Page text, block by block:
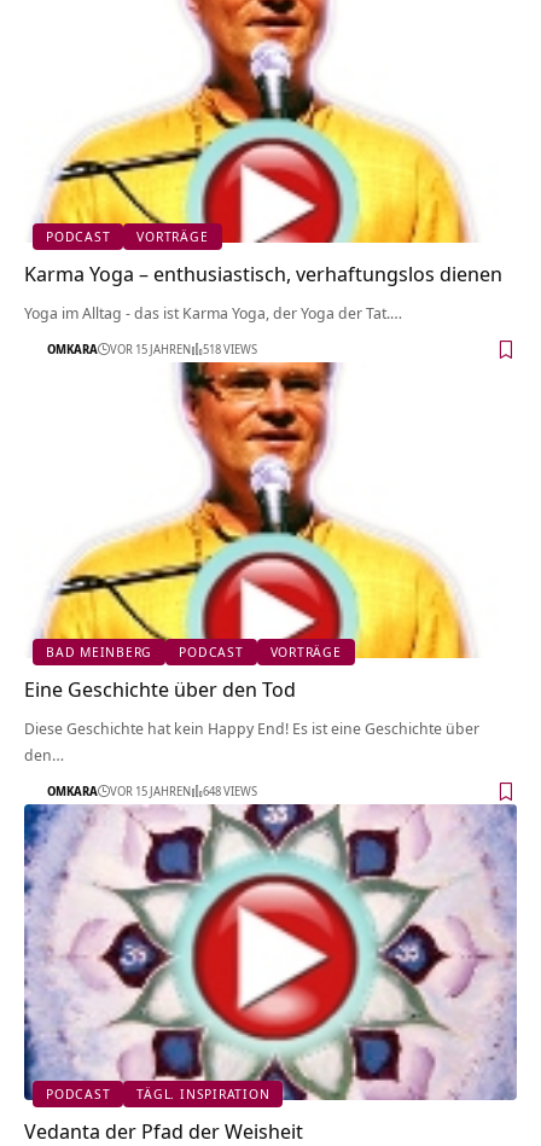
PODCAST VORTRÄGE
Karma Yoga – enthusiastisch, verhaftungslos dienen
Yoga im Alltag - das ist Karma Yoga, der Yoga der Tat.…
OMKARA VOR 15 JAHREN 518 VIEWS
BAD MEINBERG PODCAST VORTRÄGE
Eine Geschichte über den Tod
Diese Geschichte hat kein Happy End! Es ist eine Geschichte über
den…
OMKARA VOR 15 JAHREN 648 VIEWS
PODCAST TÄGL. INSPIRATION
Vedanta der Pfad der Weisheit